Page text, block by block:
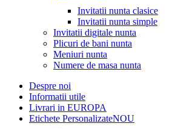
Invitatii nunta clasice
Invitatii nunta simple
Invitatii digitale nunta
Plicuri de bani nunta
Meniuri nunta
Numere de masa nunta
Despre noi
Informatii utile
Livrari in EUROPA
Etichete PersonalizateNOU